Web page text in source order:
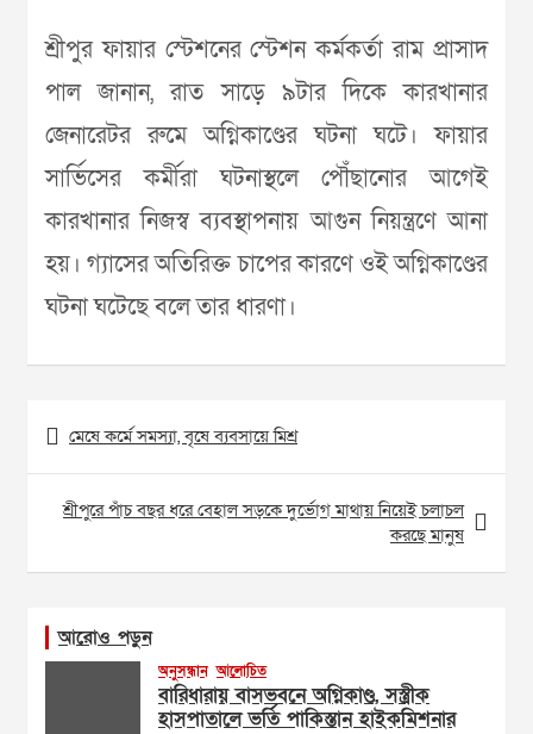
শ্রীপুর ফায়ার স্টেশনের স্টেশন কর্মকর্তা রাম প্রাসাদ
পাল জানান, রাত সাড়ে ৯টার দিকে কারখানার
জেনারেটর রুমে অগ্নিকাণ্ডের ঘটনা ঘটে। ফায়ার
সার্ভিসের কর্মীরা ঘটনাস্থলে পৌঁছানোর আগেই
কারখানার নিজস্ব ব্যবস্থাপনায় আগুন নিয়ন্ত্রণে আনা
হয়। গ্যাসের অতিরিক্ত চাপের কারণে ওই অগ্নিকাণ্ডের
ঘটনা ঘটেছে বলে তার ধারণা।
Post
navigation
মেষে কর্মে সমস্যা, বৃষে ব্যবসায়ে মিশ্র
শ্রীপুরে পাঁচ বছর ধরে বেহাল সড়কে দুর্ভোগ মাথায় নিয়েই চলাচল
করছে মানুষ
আরোও পড়ুন
অনুসন্ধান আলোচিত
বারিধারায় বাসভবনে অগ্নিকাণ্ড, সস্ত্রীক
হাসপাতালে ভর্তি পাকিস্তান হাইকমিশনার